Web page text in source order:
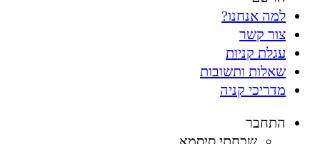
למה אנחנו?
צור קשר
עגלת קניות
שאלות ותשובות
מדריכי קניה
התחבר